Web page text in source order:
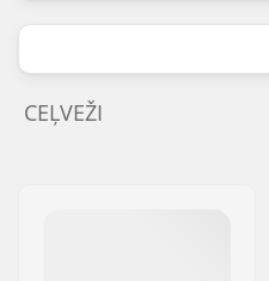
CEĻVEŽI